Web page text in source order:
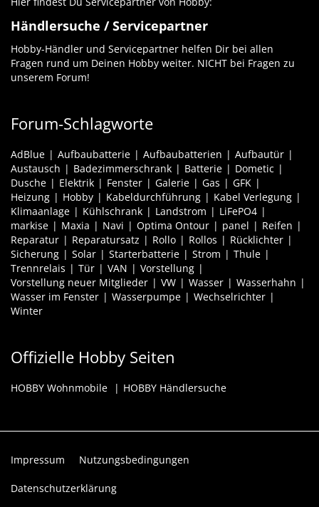
Händlersuche / Servicepartner
Hobby-Händler und Servicepartner helfen Dir bei allen
Fragen rund um Deinen Hobby weiter. NICHT bei Fragen zu
unserem Forum!
Forum-Schlagworte
AdBlue Aufbaubatterie Aufbaubatterien
Aufbautür
Austausch
Badezimmerschrank Batterie
Dometic
Dusche
Elektrik Fenster Galerie Gas
GFK
Heizung
Hobby Kabeldurchführung
Kabel Verlegung
Klimaanlage
Kühlschrank Landstrom
LiFePO4
markise
Maxia Navi Optima Ontour panel
Reifen
Reparatur
Reparatursatz Rollo Rollos
Rücklichter
Sicherung
Solar Starterbatterie Strom
Thule
Trennrelais
Tür VAN
Vorstellung
Vorstellung neuer Mitglieder
VW Wasser
Wasserhahn
Wasser im Fenster
Wasserpumpe
Wechselrichter
Winter
Offizielle Hobby Seiten
HOBBY Wohnmobile HOBBY Händlersuche
Impressum Nutzungsbedingungen
Datenschutzerklärung